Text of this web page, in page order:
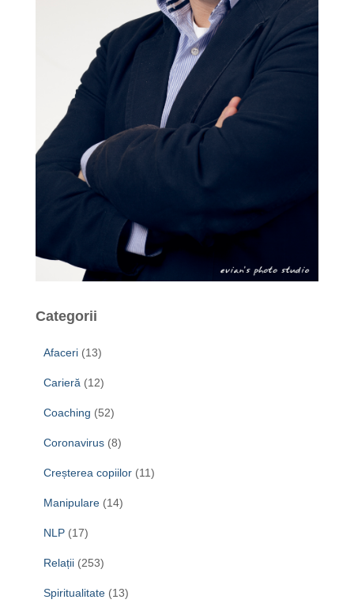
Categorii
Afaceri (13)
Carieră (12)
Coaching (52)
Coronavirus (8)
Creșterea copiilor (11)
Manipulare (14)
NLP (17)
Relații (253)
Spiritualitate (13)